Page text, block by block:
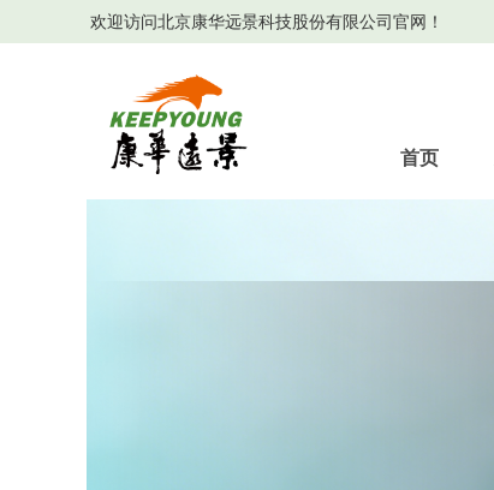
首页
欢迎访问北京康华远景科技股份有限公司官网！